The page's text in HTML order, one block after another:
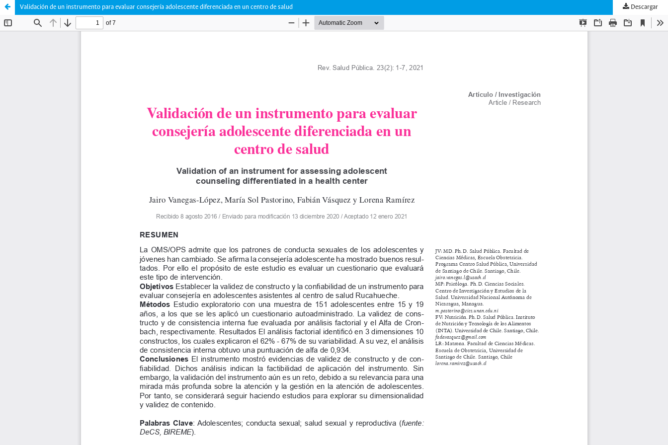
Validación de un instrumento para evaluar consejería adolescente diferenciada en un centro de salud Descargar